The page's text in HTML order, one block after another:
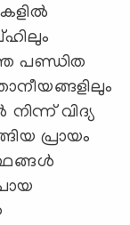
പണ്ഡിത
വിദ്യ
പ്രായം